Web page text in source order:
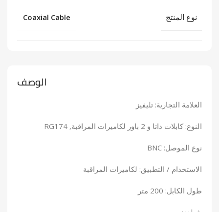
الوصف
العلامة التجارية: تليفيز
النوع: كابلات داتا و 2 باور لكاميرات المراقبة, RG174
نوع الموصل: BNC
الاستخدام / التطبيق: لكاميرات المراقبة
طول الكابل: 200 متر
نوع المنتج Coaxial Cable